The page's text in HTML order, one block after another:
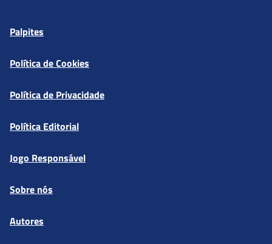
Palpites
Política de Cookies
Política de Privacidade
Política Editorial
Jogo Responsável
Sobre nós
Autores